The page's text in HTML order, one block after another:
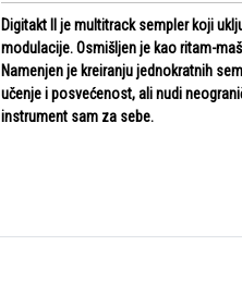
Digitakt II je multitrack sempler koji
modulacije. Osmišljen je kao ritam-
Namenjen je kreiranju jednokratnih
učenje i posvećenost, ali nudi
instrument sam za sebe.